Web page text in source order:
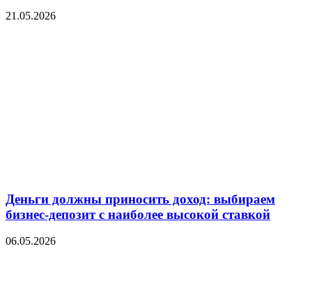
21.05.2026
Деньги должны приносить доход: выбираем
бизнес-депозит с наиболее высокой ставкой
06.05.2026